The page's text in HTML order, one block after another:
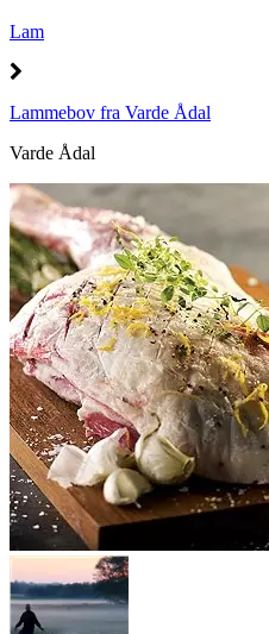
Lam
Lammebov fra Varde Ådal
Varde Ådal